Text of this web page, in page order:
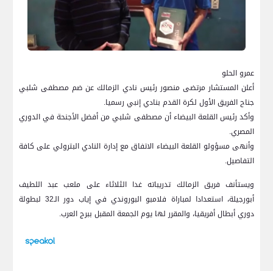
عمرو الحلو
أعلن المستشار مرتضى منصور رئيس نادي الزمالك عن ضم مصطفى شلبي
جناح الفريق الأول لكرة القدم بنادي إنبي رسميا.
وأكد رئيس القلعة البيضاء أن مصطفى شلبي من أفضل الأجنحة في الدوري
المصري.
وأنهى مسؤولو القلعة البيضاء الاتفاق مع إدارة النادي البترولي على كافة
التفاصيل.
ويستأنف فريق الزمالك تدريباته غدا الثلاثاء على ملعب عبد اللطيف
أبورجيلة، استعدادا لمباراة فلامبو البوروندي في إياب دور الـ32 لبطولة
دوري أبطال أفريقيا، والمقرر لها يوم الجمعة المقبل ببرج العرب.